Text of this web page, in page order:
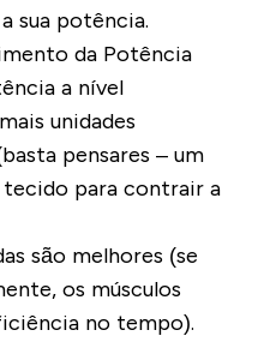
sua potência.
da Potência
a nível
unidades
pensares – um
tecido para contrair a
são melhores (se
os músculos
no tempo).